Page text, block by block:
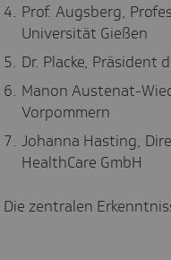
Prof. Augsberg,
Universität Gießen
Dr. Placke, Präsident
Manon Austenat-
Vorpommern
Johanna Hasting,
HealthCare GmbH
Die zentralen